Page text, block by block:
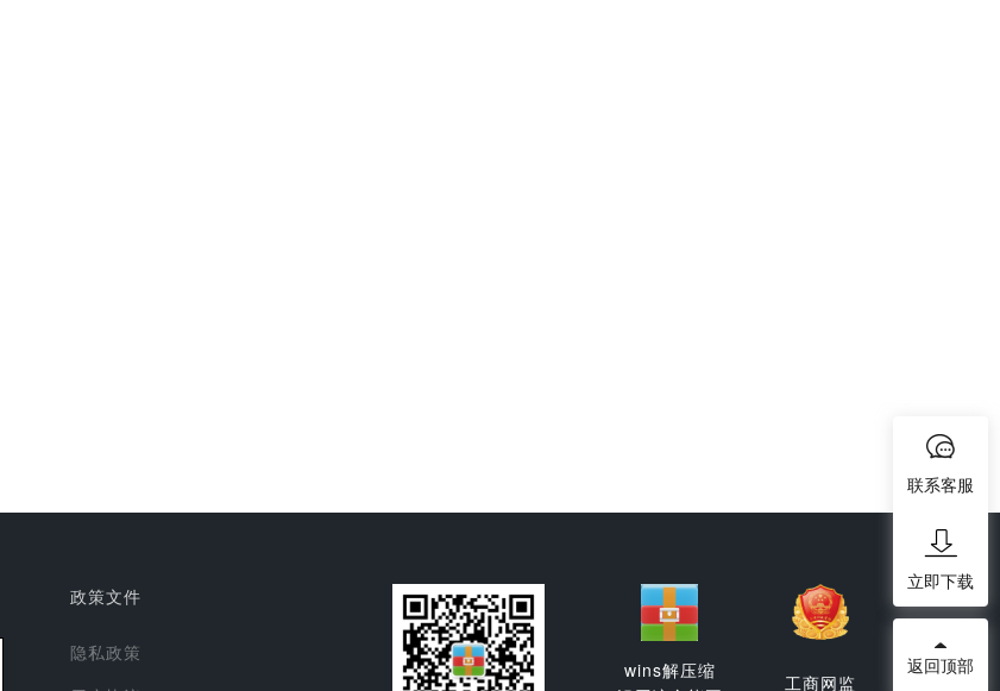
政策文件
隐私政策
wins解压缩
工商网监
联系客服
立即下载
返回顶部